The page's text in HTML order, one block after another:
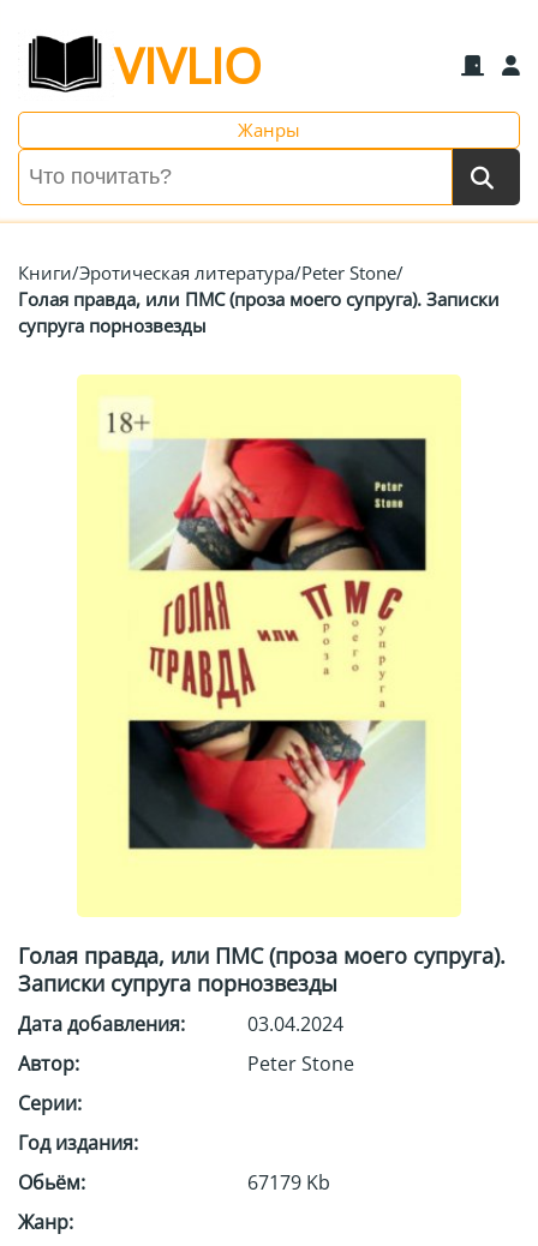
VIVLIO
Жанры
Книги/Эротическая литература/Peter Stone/
Голая правда, или ПМС (проза моего супруга). Записки
супруга порнозвезды
Голая правда, или ПМС (проза моего супруга).
Записки супруга порнозвезды
Дата добавления:
03.04.2024
Автор:
Peter Stone
Серии:
Год издания:
Обьём:
67179 Kb
Жанр: